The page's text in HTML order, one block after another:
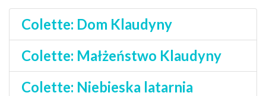
Colette: Dom Klaudyny
Colette: Małżeństwo Klaudyny
Colette: Niebieska latarnia